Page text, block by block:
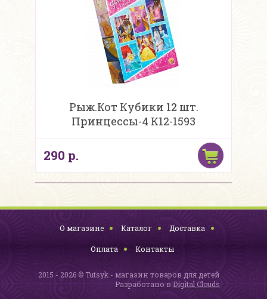
Рыж.Кот Кубики 12 шт.
Принцессы-4 К12-1593
290 р.
О магазине Каталог Доставка
Оплата Контакты
2015 - 2026 © Tutsyk - магазин товаров для детей
Разработано в Digital Clouds